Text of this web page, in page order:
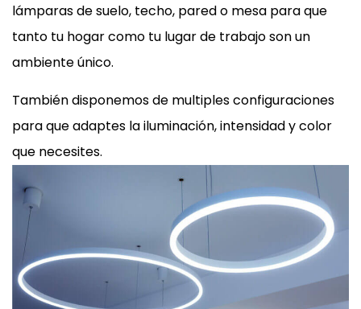
lámparas de suelo, techo, pared o mesa para que
tanto tu hogar como tu lugar de trabajo son un
ambiente único.
También disponemos de multiples configuraciones
para que adaptes la iluminación, intensidad y color
que necesites.